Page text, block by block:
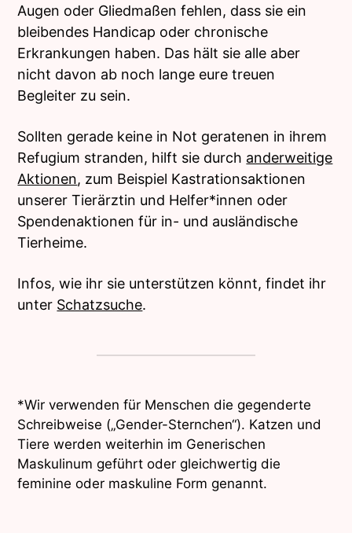
Augen oder Gliedmaßen fehlen, dass sie ein
bleibendes Handicap oder chronische
Erkrankungen haben. Das hält sie alle aber
nicht davon ab noch lange eure treuen
Begleiter zu sein.
Sollten gerade keine in Not geratenen in ihrem
Refugium stranden, hilft sie durch anderweitige
Aktionen, zum Beispiel Kastrationsaktionen
unserer Tierärztin und Helfer*innen oder
Spendenaktionen für in- und ausländische
Tierheime.
Infos, wie ihr sie unterstützen könnt, findet ihr
unter Schatzsuche.
*Wir verwenden für Menschen die gegenderte
Schreibweise („Gender-Sternchen“). Katzen und
Tiere werden weiterhin im Generischen
Maskulinum geführt oder gleichwertig die
feminine oder maskuline Form genannt.